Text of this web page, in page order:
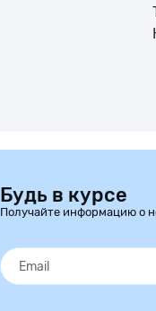
Будь в курсе
Получайте информацию о